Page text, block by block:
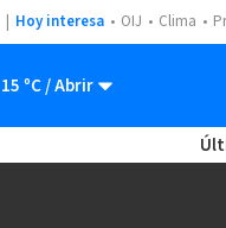
Hoy interesa OIJ Clima
15 ºC